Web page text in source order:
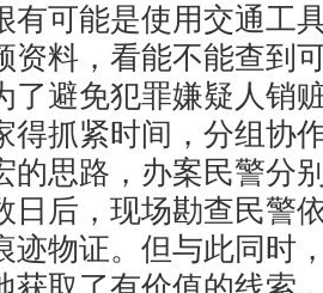
有可能是使用交通工
资料，看能不能查到
了避免犯罪嫌疑人销
得抓紧时间，分组协
思路，办案民警分
日后，现场勘查民警
迹物证。但与此同时